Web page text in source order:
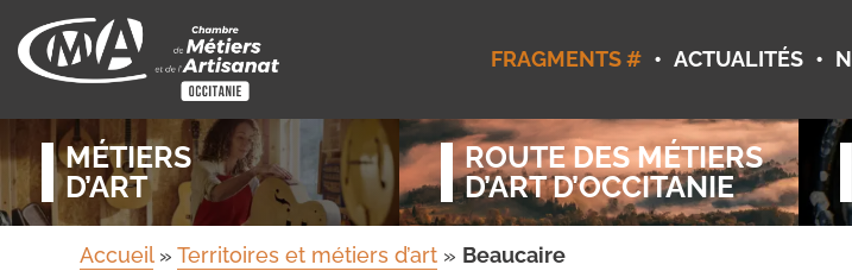
FRAGMENTS # • ACTUALITÉS •
MÉTIERS
D’ART
ROUTE DES MÉTIERS
D’ART D’OCCITANIE
Accueil»Territoires et métiers d’art » Beaucaire